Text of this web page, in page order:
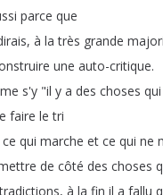
parce que
, à la très grande
une auto-critique.
me s'y "il y a des choses qui
faire le tri
ce qui marche et ce qui ne
de côté des choses
, à la fin il a fallu